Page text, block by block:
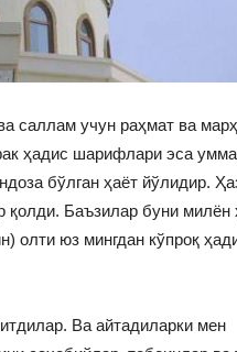
саллам учун раҳмат ва
ҳадис шарифлари эса
бўлган ҳаёт йўлидир.
қолди. Баъзилар буни милён
олти юз мингдан кўпроқ
Ва айтадиларки мен